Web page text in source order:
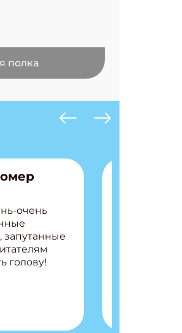
полка
очень
запутанные
голову!